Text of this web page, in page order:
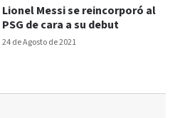
24 de Agosto de 2021
Lionel Messi se reincorporó al
PSG de cara a su debut